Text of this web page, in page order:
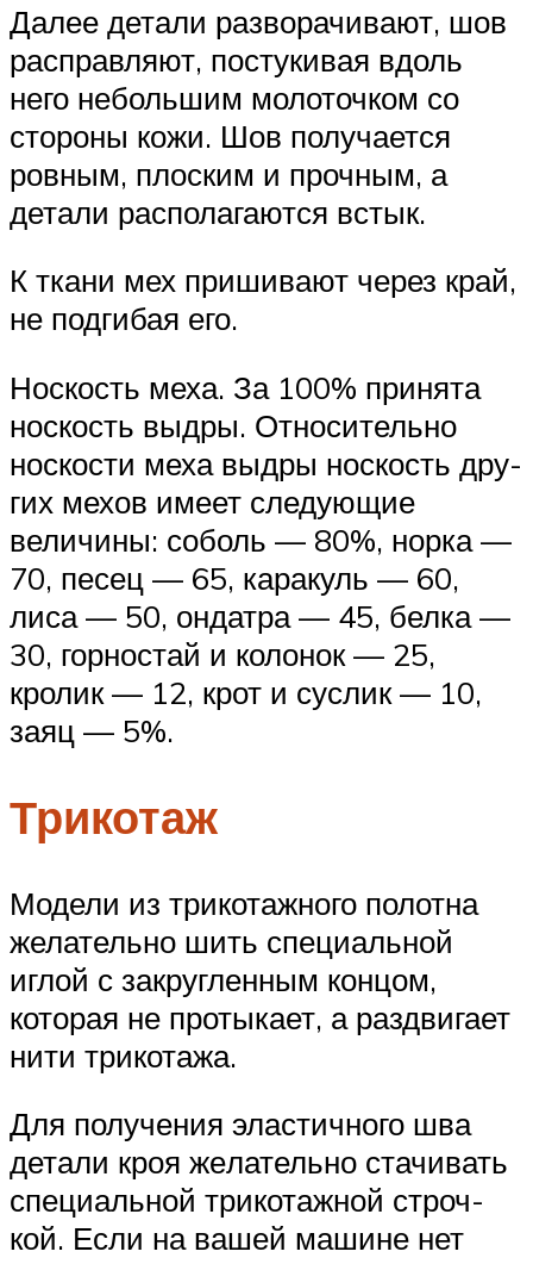
Далее детали разворачивают, шов
расправляют, постукивая вдоль
него небольшим молоточком со
сто­роны кожи. Шов получается
ровным, плоским и проч­ным, а
детали располагаются встык.
К ткани мех пришивают через край,
не подгибая его.
Носкость меха. За 100% принята
носкость выд­ры. Относительно
носкости меха выдры носкость дру­
гих мехов имеет следующие
величины: соболь — 80%, норка —
70, песец — 65, каракуль — 60,
лиса — 50, ондатра — 45, белка —
30, горностай и колонок — 25,
кролик — 12, крот и суслик — 10,
заяц — 5%.
Трикотаж
Модели из трикотажного полотна
желательно шить специальной
иглой с закругленным концом,
которая не протыкает, а раздвигает
нити трикотажа.
Для получения эластичного шва
детали кроя же­лательно стачивать
специальной трикотажной строч­
кой. Если на вашей машине нет